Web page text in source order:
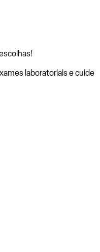
laboratoriais e cuide